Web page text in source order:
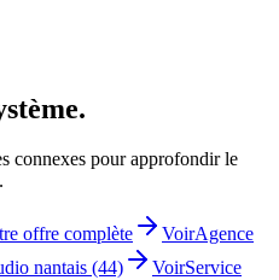
.
connexes pour approfondir le
offre complète VoirAgence
nantais (44) VoirService